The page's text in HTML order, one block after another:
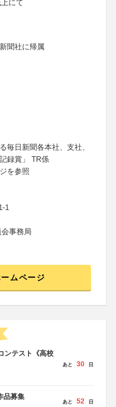
にて
聞社に帰属
毎日新聞各本社、支社、
録賞」 TR係
を参照
1
事務局
ムページ
ンテスト《高校
あと 30 日
品募集
あと 52 日